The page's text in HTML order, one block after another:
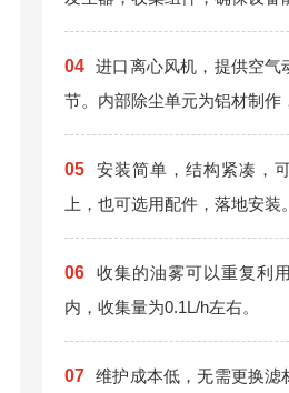
04 进口离心风机，提供空气
节。内部除尘单元为铝材制作
05
安装简单，结构紧凑，
上，也可选用配件，落地安装。
06
收集的油雾可以重复利
内，收集量为0.1L/h左右。
07 维护成本低，无需更换滤